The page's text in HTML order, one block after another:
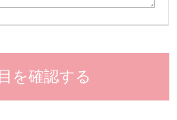
を確認する